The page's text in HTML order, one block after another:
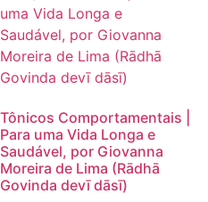
Tônicos Comportamentais |
Para uma Vida Longa e
Saudável, por Giovanna
Moreira de Lima (Rādhā
Govinda devī dāsī)